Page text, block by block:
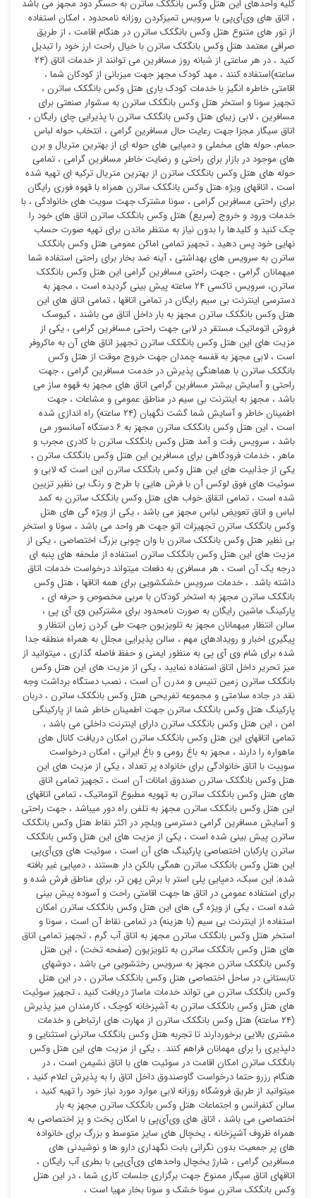
کلیه واحدهای این هتل وکس بانگکک ساترن به حسگر دود مجهز می باشد
، اتاق های وی‌آی‌پی با سرویس تمیزکردن روزانه نامحدود ، امکان استفاده
از تور های متنوع هتل وکس بانگکک ساترن در هنگام اقامت ، از طریق
صرافی معتمد هتل وکس بانگکک ساترن با خیال راحت ارز خود را تبدیل
کنید ، در هر ساعتی از شبانه روز مسافرین می توانند از خدمات اتاق (۲۴
ساعته)استفاده کنند ، مهد کودک مجهز جهت میزبانی از کودکان شما ،
اقامتی خاطره انگیز با خدمات کودک یاری هتل وکس بانگکک ساترن ،
تجهیز سونا و استخر هتل وکس بانگکک ساترن به سشوار صنعتی برای
مسافرین ، لابی زیبای هتل وکس بانگکک ساترن با پذیرایی چای رایگان ،
اتاق سیگار مجزا جهت رعایت حال مسافرین گرامی ، انتخاب حوله لباس
حمام، حوله های مخملی و دمپایی های حوله ای از بهترین متریال و برن
های موجود در بازار برای راحتی و رضایت خاطر مسافرین گرامی ، تمامی
حوله های هتل وکس بانگکک ساترن از بهترین متریال ترکیه ای تهیه شده
است ، اتاقهای ویژه هتل وکس بانگکک ساترن همراه با قهوه فوری رایگان
برای راحتی مسافرین گرامی ، سونا مشترک جهت سویت های خانوادگی ، با
خدمات ورود و خروج (سریع) هتل وکس بانگکک ساترن اتاق های خود را
چک کنید و کلیدها را بدون نیاز به منتظر ماندن برای تهیه صورت حساب
نهایی خود پس دهید ، تجهیز تمامی اماکن عمومی هتل وکس بانگکک
ساترن به سرویس های بهداشتی ، آینه ضد بخار برای راحتی استفاده شما
میهمانان گرامی ، جهت راحتی مسافرین گرامی این هتل وکس بانگکک
ساترن، سرویس تاکسی ۲۴ ساعته پیش بینی گردیده است ، مجهز به
دسترسی اینترنت بی سیم رایگان در تمامی اتاقها ، تمامی اتاق های این
هتل وکس بانگکک ساترن مجهز به بار داخل اتاق می باشند ، کیوسک
فروش اتوماتیک مستقر در لابی جهت راحتی مسافرین گرامی ، یکی از
مزیت های این هتل وکس بانگکک ساترن تجهیز اتاق های آن به ماکروفر
است ، لابی مجهز به قفسه چمدان جهت خروج موقت از هتل وکس
بانگکک ساترن با هماهنگی پذیرش در خدمت مسافرین گرامی ، جهت
راحتی و آسایش بیشتر مسافرین گرامی اتاق های مجهز به قهوه ساز می
باشد ، مجهز به اینترنت بی سیم در مناطق عمومی و مشاعات ، جهت
اطمینان خاطر و آسایش شما گشت نگهبان (۲۴ ساعته) راه اندازی شده
است ، این هتل وکس بانگکک ساترن مجهز به ۶ دستگاه آسانسور می
باشد ، سرویس رفت و آمد هتل وکس بانگکک ساترن با کادری مجرب و
ماهر ، خدمات فرودگاهی برای مسافرین این هتل وکس بانگکک ساترن ،
یکی از جذابیت های این هتل وکس بانگکک ساترن این است که لابی و
سوئیت های فوق لوکس آن با فرش هایی با طرح و رنگ بی نظیر تزیین
شده است ، تمامی اتقاق خواب های هتل وکس بانگکک ساترن به کمد
لباس و اتاق تعویض لباس مجهز می باشد ، یکی از ویژه گی های هتل
وکس بانگکک ساترن تجهیزات اتو جهت هر واحد می باشد ، سونا و استخر
بی نظیر هتل وکس بانگکک ساترن با وان چوبی بزرگ اختصاصی ، یکی از
مزیت های این هتل وکس بانگکک ساترن استفاده از ملحفه های پنبه ای
درجه یک آن است ، هر مسافری به دفعات میتواند درخواست خدمات اتاق
داشته باشد. ، خدمات سرویس خشکشویی برای همه اتاقها ، هتل وکس
بانگکک ساترن مجهز به استخر کودکان با مربی مخصوص و حرفه ای ،
پارکینگ ماشین رایگان به صورت نامحدود برای مشترکین وی آی پی ،
سالن انتظار میهمانان مجهز به تلویزیون جهت طی کردن زمان انتظار و
پیگیری اخبار و رویدادهای مهم ، سالن پذیرایی مجلل به همراه منطقه جدا
شده برای شام وی آی پی به منظور ایمنی و حفظ فاصله گذاری ، میتوانید از
میز تحریر داخل اتاق استفاده نمایید ، یکی از مزیت های این هتل وکس
بانگکک ساترن زمین تنیس و مدرن آن است ، نصب دستگاه برداشت وجه
نقد در جاده سلامتی و مجموعه تفریحی هتل وکس بانگکک ساترن ، دربان
پارکینگ هتل وکس بانگکک ساترن جهت اطمینان خاطر شما از پارکینگی
امن ، این هتل وکس بانگکک ساترن دارای اینترنت داخلی می باشد ،
تمامی اتاقهای این هتل وکس بانگکک ساترن امکان دریافت کانال های
ماهواره را دارند ، مجهز به باغ رومی و باغ ایرانی ، امکان درخواست
سوییت با اتاق خانوادگی برای خانواده پر تعداد ، یکی از مزیت های این
هتل وکس بانگکک ساترن صندوق امانات آن است ، تجهیز تمامی اتاق
های هتل وکس بانگکک ساترن به تهویه مطبوع اتوماتیک ، تمامی اتاقهای
این هتل وکس بانگکک ساترن مجهز به تلفن راه دور میباشد ، جهت راحتی
و آسایش مسافرین گرامی دسترسی ویلچر در اکثر نقاط هتل وکس بانگکک
ساترن پیش بینی شده است ، یکی از مزیت های این هتل وکس بانگکک
ساترن پارکبان اختصاصی پارکینگ های آن است ، سوئیت ‌های وی‌آی‌پی
این هتل وکس بانگکک ساترن همگی بالکن دار هستند ، دمپایی غیر بافته
شده; این سبک، دمپایی پلی استر با برش پهن تر، برای مناطق فرش شده و
برای استفاده عمومی در اتاق ها جهت اقامتی راحت و آسوده پیش بینی
شده است ، یکی از ویژه گی های این هتل وکس بانگکک ساترن امکان
استفاده از اینترنت بی سیم (با هزینه) در تمامی نقاط آن است ، سونا و
استخر هتل وکس بانگکک ساترن مجهز به اتاق آب گرم ، تجهیز تمامی اتاق
های هتل وکس بانگکک ساترن به تلویزیون (صفحه تخت) ، این هتل
وکس بانگکک ساترن مجهز به سرویس رختشویی می باشد ، دوشهای
تابستانی در ساحل اختصاصی هتل وکس بانگکک ساترن ، در این هتل
وکس بانگکک ساترن می تواند خدمات ماساژ دریافت کنید ، تجهیز سوئیت
‌های هتل وکس بانگکک ساترن به آشپزخانه کوچک ، کارمندان میز پذیرش
(۲۴ ساعته) هتل وکس بانگکک ساترن از مهارت های ارتباطی و خدمات
مشتری بالایی برخوردارند تا تجربه هتل وکس بانگکک ساترنی استثنایی و
دلپذیری را برای مهمانان فراهم کنند. ، یکی از مزیت های این هتل وکس
بانگکک ساترن امکان اقامت در سوئیت ‌های با اتاق نشیمن است ، در
هنگام رزرو حتما درخواست گاوصندوق داخل اتاق را به پذیرش اعلام کنید ،
میتوانید از طریق فروشگاه روزانه لابی موارد مورد نیاز خود را تهیه کنید ،
سالن کنفرانس و اجتماعات هتل وکس بانگکک ساترن مجهز به بار
اختصاصی می باشد ، اتاق های وی‌آی‌پی با امکان پخت و پز اختصاصی به
همراه ظروف آشپزخانه ، یخچال های سایز متوسط و بزرگ برای خانواده
های پر جمعیت بدون نگرانی بابت نگهداری دارو ها و نوشیدنی های
مسافرین گرامی ، شارژ یخچال واحدهای وی‌آی‌پی با بطری آب رایگان ،
اتاقهای اتاق سیگار ممنوع جهت برگزاری جلسات کاری شما ، در این هتل
وکس بانگکک ساترن سونا خشک و سونا بخار مهیا است ،